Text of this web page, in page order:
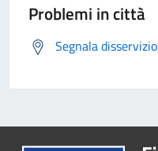
Problemi in città
Segnala disservizio